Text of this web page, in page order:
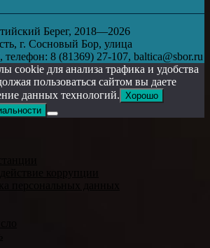
Берег, 2018—2026
г. Сосновый Бор, улица
телефон: 8 (81369) 27-107, baltica@sbor.ru
cookie для анализа трафика и удобства
пользоваться сайтом вы даете
данных технологий. Хорошо